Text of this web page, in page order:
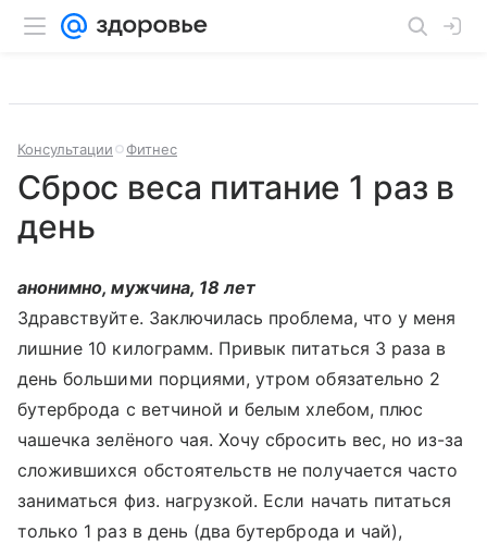
Консультации Фитнес
Сброс веса питание 1 раз в
день
анонимно, мужчина, 18 лет
Здравствуйте. Заключилась проблема, что у меня
лишние 10 килограмм. Привык питаться 3 раза в
день большими порциями, утром обязательно 2
бутерброда с ветчиной и белым хлебом, плюс
чашечка зелёного чая. Хочу сбросить вес, но из-за
сложившихся обстоятельств не получается часто
заниматься физ. нагрузкой. Если начать питаться
только 1 раз в день (два бутерброда и чай),